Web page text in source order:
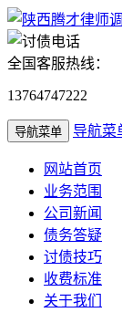
全国客服热线：
13764747222
导航菜单 导航菜
网站首页
业务范围
公司新闻
债务答疑
讨债技巧
收费标准
关于我们